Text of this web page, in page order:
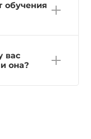
обучения
вас
она?